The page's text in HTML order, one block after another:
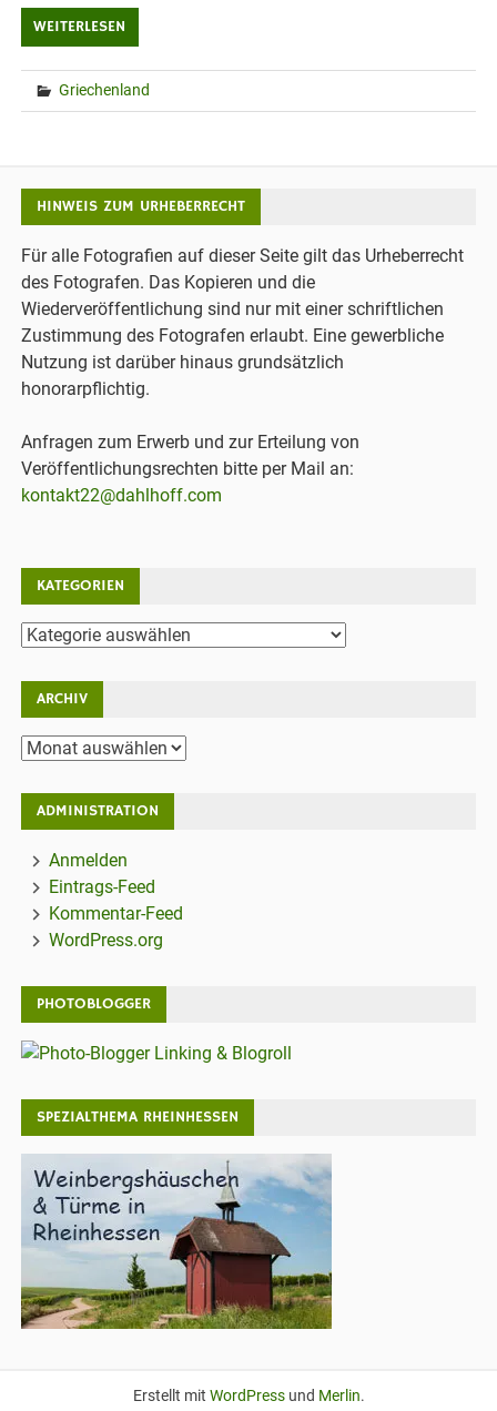
WEITERLESEN
Griechenland
HINWEIS ZUM URHEBERRECHT
Für alle Fotografien auf dieser Seite gilt das Urheberrecht
des Fotografen. Das Kopieren und die
Wiederveröffentlichung sind nur mit einer schriftlichen
Zustimmung des Fotografen erlaubt. Eine gewerbliche
Nutzung ist darüber hinaus grundsätzlich
honorarpflichtig.
Anfragen zum Erwerb und zur Erteilung von
Veröffentlichungsrechten bitte per Mail an:
kontakt22@dahlhoff.com
KATEGORIEN
Kategorien
ARCHIV
Archiv
ADMINISTRATION
Anmelden
Eintrags-Feed
Kommentar-Feed
WordPress.org
PHOTOBLOGGER
SPEZIALTHEMA RHEINHESSEN
Erstellt mit WordPressund Merlin.